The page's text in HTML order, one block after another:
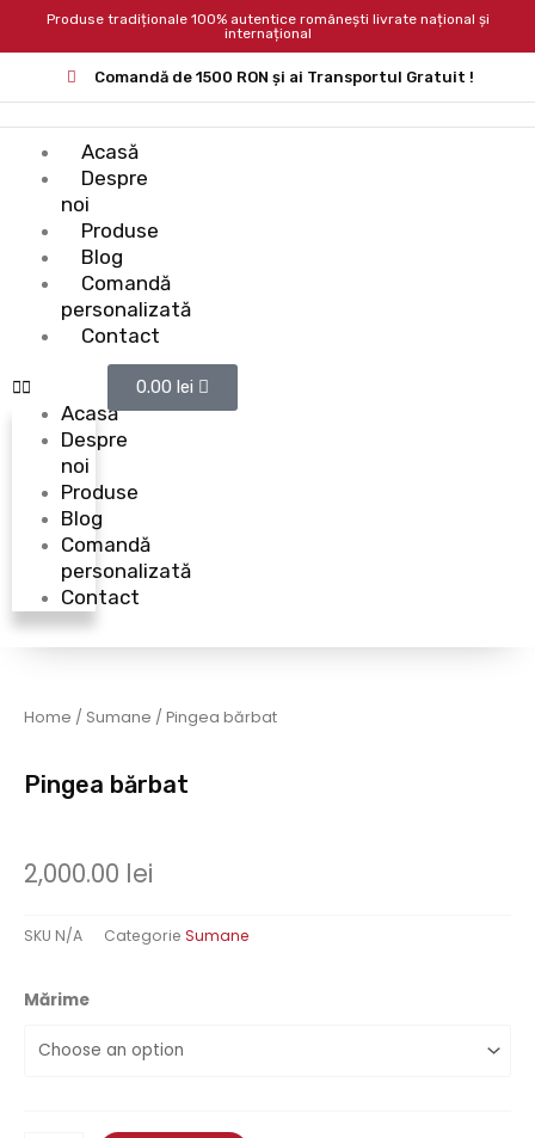
Produse tradiționale 100% autentice românești livrate național și
internațional
Comandă de 1500 RON și ai Transportul Gratuit !
Acasă
Despre
noi
Produse
Blog
Comandă
personalizată
Contact
Acasă
Despre
noi
Produse
Blog
Comandă
personalizată
Contact
0.00 lei
Home / Sumane / Pingea bărbat
Pingea bărbat
2,000.00 lei
SKU N/A Categorie Sumane
Mărime